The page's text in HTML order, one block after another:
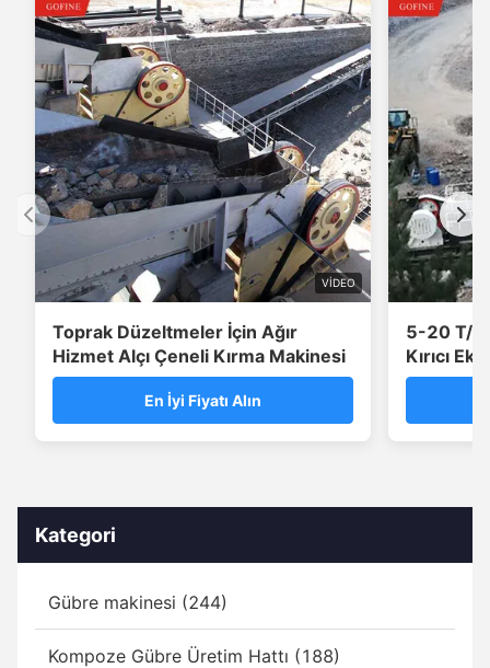
VIDEO
Toprak Düzeltmeler İçin Ağır
Hizmet Alçı Çeneli Kırma Makinesi
En İyi Fiyatı Alın
5-20 T/H
Kırıcı
Kategori
Gübre makinesi (244)
Kompoze Gübre Üretim Hattı (188)